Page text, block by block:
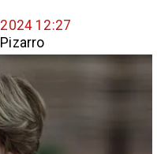
12:27